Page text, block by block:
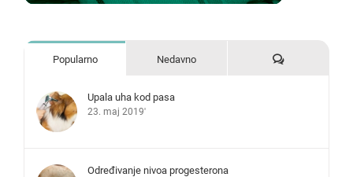
Popularno Nedavno Komentari
Upala uha kod pasa
23. maj 2019'
Određivanje nivoa progesterona